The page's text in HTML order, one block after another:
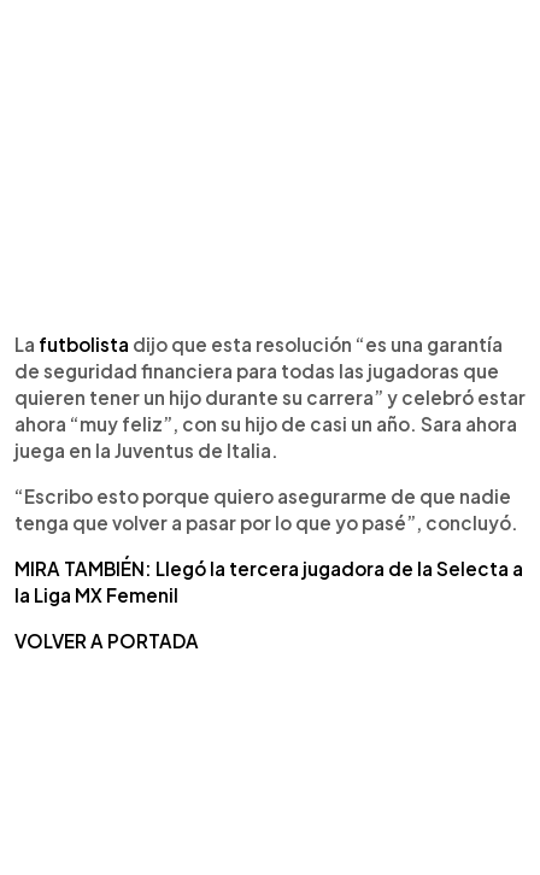
La futbolista dijo que esta resolución “es una garantía
de seguridad financiera para todas las jugadoras que
quieren tener un hijo durante su carrera” y celebró estar
ahora “muy feliz”, con su hijo de casi un año. Sara ahora
juega en la Juventus de Italia.
“Escribo esto porque quiero asegurarme de que nadie
tenga que volver a pasar por lo que yo pasé”, concluyó.
MIRA TAMBIÉN: Llegó la tercera jugadora de la Selecta a
la Liga MX Femenil
VOLVER A PORTADA